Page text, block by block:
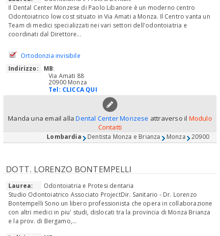
Il Dental Center Monzese di Paolo Libanore è un moderno centro
Odontoiatrico low cost situato in Via Amati a Monza. Il Centro vanta un
Team di medici specializzati nei vari settori dell'odontoiatria e
coordinati dal Direttore...
Ortodonzia invisibile
Indirizzo:
MB:
Via Amati 88
20900 Monza
Tel: CLICCA QUI
Manda una email allaDental Center Monzese attraverso il Modulo
Contatti
Lombardia Dentista Monza e Brianza Monza 20900
DOTT. LORENZO BONTEMPELLI
Laurea:
Odontoiatria e Protesi dentaria
Studio Odontoiatrico Associato ProjectDir. Sanitario - Dr. Lorenzo
Bontempelli Sono un libero professionista che opera in collaborazione
con altri medici in piu' studi, dislocati tra la provincia di Monza Brianza
e la prov. di Bergamo,...